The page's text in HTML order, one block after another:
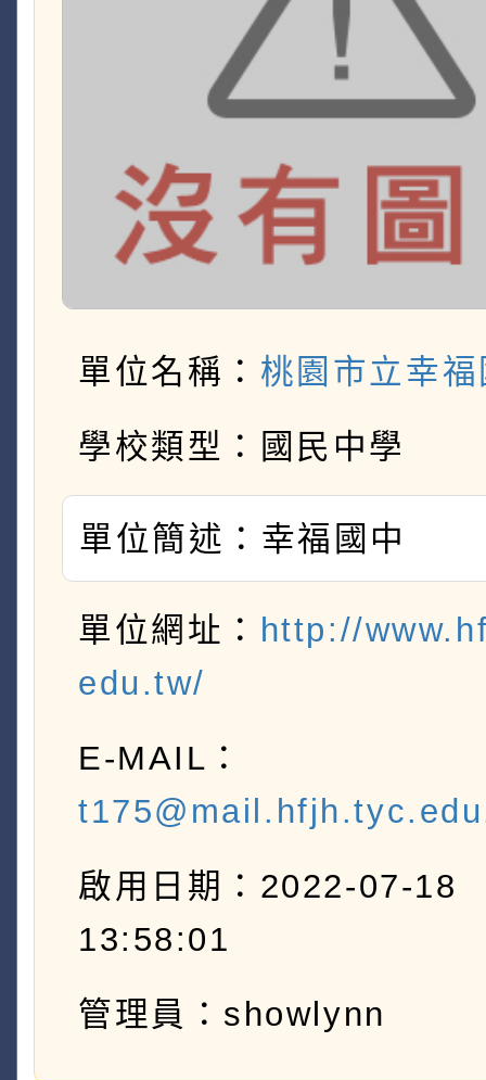
單位名稱： 桃園市立幸
學校類型：國民中學
單位簡述：幸福國中
單位網址： http://
edu.tw/
E-MAIL：
啟用日期：2022-07-18
13:58:01
管理員：showlynn